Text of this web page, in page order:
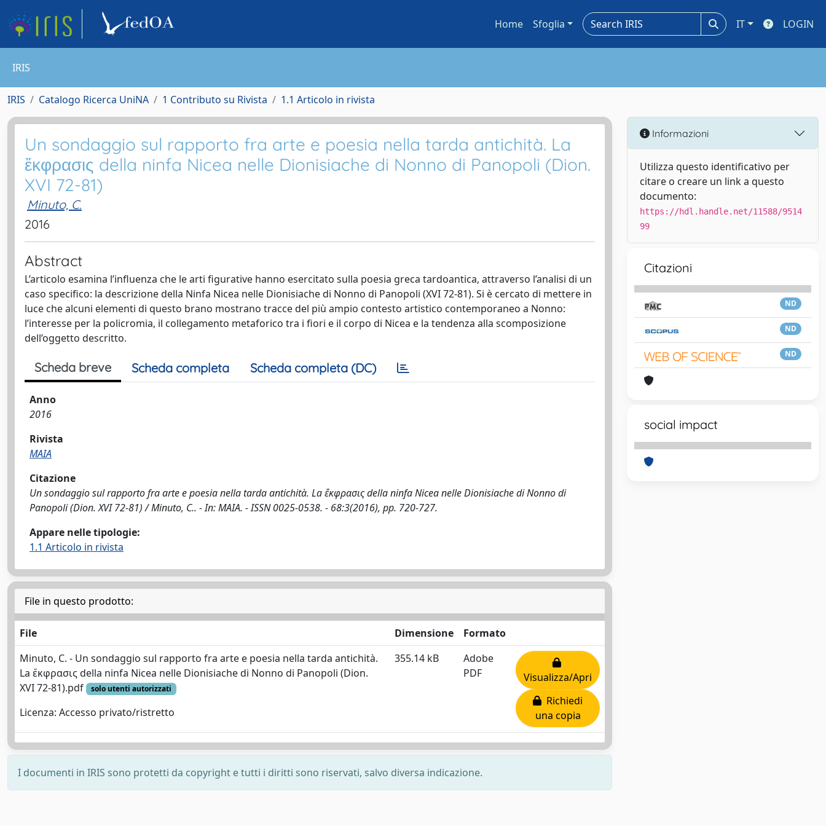
Home Sfoglia IT LOGIN
IRIS
IRIS Catalogo Ricerca UniNA 1 Contributo su Rivista 1.1 Articolo in rivista
Un sondaggio sul rapporto fra arte e poesia nella tarda antichità. La
ἔκφρασις della ninfa Nicea nelle Dionisiache di Nonno di Panopoli (Dion.
XVI 72-81)
Minuto, C.
2016
Abstract
L’articolo esamina l’influenza che le arti figurative hanno esercitato sulla poesia greca tardoantica, attraverso l’analisi di un
caso specifico: la descrizione della Ninfa Nicea nelle Dionisiache di Nonno di Panopoli (XVI 72-81). Si è cercato di mettere in
luce che alcuni elementi di questo brano mostrano tracce del più ampio contesto artistico contemporaneo a Nonno:
l’interesse per la policromia, il collegamento metaforico tra i fiori e il corpo di Nicea e la tendenza alla scomposizione
dell’oggetto descritto.
Scheda breve Scheda completa Scheda completa (DC)
Anno
2016
Rivista
MAIA
Citazione
Un sondaggio sul rapporto fra arte e poesia nella tarda antichità. La ἔκφρασις della ninfa Nicea nelle Dionisiache di Nonno di
Panopoli (Dion. XVI 72-81) / Minuto, C.. - In: MAIA. - ISSN 0025-0538. - 68:3(2016), pp. 720-727.
Appare nelle tipologie:
1.1 Articolo in rivista
File in questo prodotto:
File Dimensione
Formato
Minuto, C. - Un sondaggio sul rapporto fra arte e poesia nella tarda antichità.
La ἔκφρασις della ninfa Nicea nelle Dionisiache di Nonno di Panopoli (Dion.
XVI 72-81).pdf
solo utenti autorizzati
Licenza: Accesso privato/ristretto
355.14 kB
Adobe
PDF
Visualizza/Apri
Richiedi
una copia
I documenti in IRIS sono protetti da copyright e tutti i diritti sono riservati, salvo diversa indicazione.
Informazioni
Utilizza questo identificativo per
citare o creare un link a questo
documento:
https://hdl.handle.net/11588/9514
99
Citazioni
ND
ND
ND
social impact